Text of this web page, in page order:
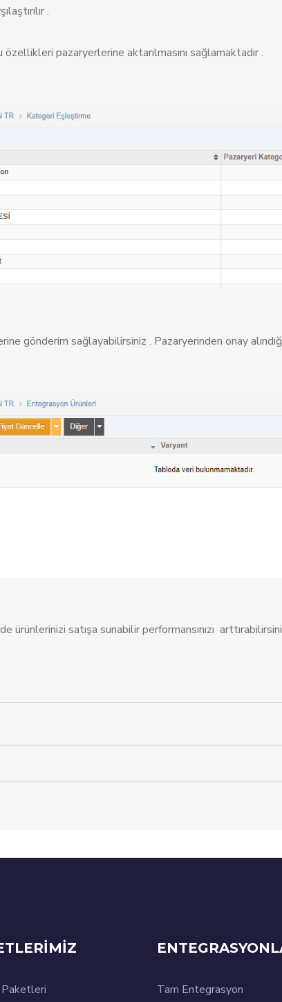
.
pazaryerlerine aktarılmasını sağlamaktadır .
gönderim sağlayabilirsiniz . Pazaryerinden onay
ürünlerinizi satışa sunabilir performansınızı
Tam Entegrasyon